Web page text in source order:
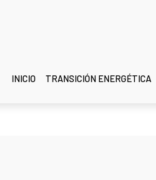
INICIO TRANSICIÓN ENERGÉTICA